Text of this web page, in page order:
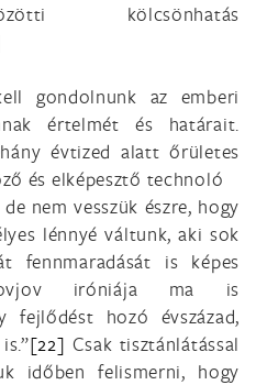
kölcsönhatás
gondolnunk az emberi
értelmét és határait.
évtized alatt őrületes
és elképesztő technoló
nem vesszük észre, hogy
lénnyé váltunk, aki sok
fennmaradását is képes
iróniája ma is
fejlődést hozó évszázad,
[22] Csak tisztánlátással
időben felismerni, hogy